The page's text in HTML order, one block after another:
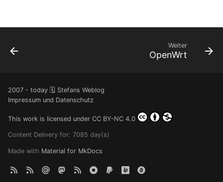
Februar 2021
Dezember 2020
September 2020
August 2020
Weiter
OpenWrt
2007 - today 🗓️ Stefans Weblog
Impressum und Datenschutz
This work is licensed under CC BY-NC 4.0
Content Delivery for: 7085 day(s)
Made with Material for MkDocs